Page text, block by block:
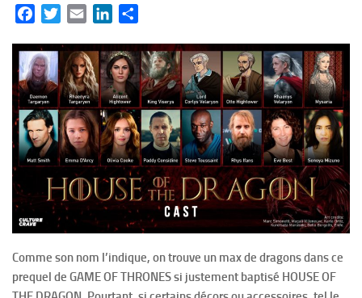
FacebookTwitterEmail LinkedIn
Comme son nom l’indique, on trouve un max de dragons dans ce
prequel de GAME OF THRONES si justement baptisé HOUSE OF